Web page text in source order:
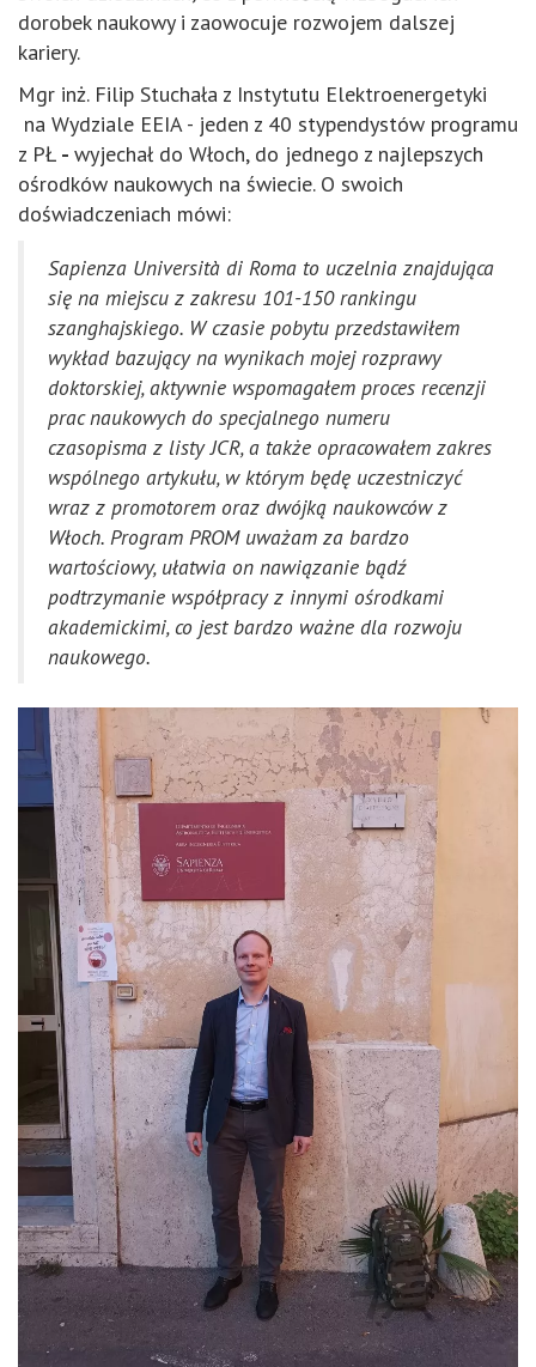
dorobek naukowy i zaowocuje rozwojem dalszej
kariery.
Mgr inż. Filip Stuchała z Instytutu Elektroenergetyki
na Wydziale EEIA - jeden z 40 stypendystów programu
z PŁ - wyjechał do Włoch, do jednego z najlepszych
ośrodków naukowych na świecie. O swoich
doświadczeniach mówi:
Sapienza Università di Roma to uczelnia znajdująca
się na miejscu z zakresu 101-150 rankingu
szanghajskiego. W czasie pobytu przedstawiłem
wykład bazujący na wynikach mojej rozprawy
doktorskiej, aktywnie wspomagałem proces recenzji
prac naukowych do specjalnego numeru
czasopisma z listy JCR, a także opracowałem zakres
wspólnego artykułu, w którym będę uczestniczyć
wraz z promotorem oraz dwójką naukowców z
Włoch. Program PROM uważam za bardzo
wartościowy, ułatwia on nawiązanie bądź
podtrzymanie współpracy z innymi ośrodkami
akademickimi, co jest bardzo ważne dla rozwoju
naukowego.